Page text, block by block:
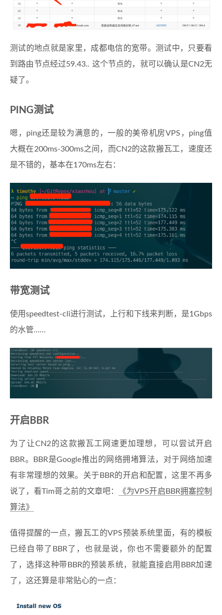
测试的地点就是家里，成都电信的宽带。测试中，只要看
到路由节点经过59.43.. 这个节点的，就可以确认是CN2无
疑了。
PING测试
嗯，ping还是较为满意的，一般的美帝机房VPS，ping值
大概在200ms-300ms之间，而CN2的这款搬瓦工，速度还
是不错的，基本在170ms左右：
带宽测试
使用speedtest-cli进行测试，上行和下线来判断，是1Gbps
的水管……
开启BBR
为了让CN2的这款搬瓦工网速更加理想，可以尝试开启
BBR。BBR是Google推出的网络拥堵算法，对于网络加速
有非常理想的效果。关于BBR的开启和配置，这里不再多
说了，看Tim哥之前的文章吧：
《为VPS开启BBR拥塞控制
算法》
值得提醒的一点，搬瓦工的VPS预装系统里面，有的模板
已经自带了BBR了，也就是说，你也不需要额外的配置
了，选择这种带BBR的预装系统，就能直接启用BBR加速
了，这还算是非常贴心的一点：